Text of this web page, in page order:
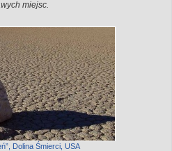
miejsc.
Dolina Śmierci, USA